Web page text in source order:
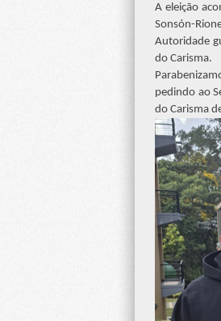
A eleição
Sonsón-
Autoridade
do Carisma.
pedindo ao
do Carisma